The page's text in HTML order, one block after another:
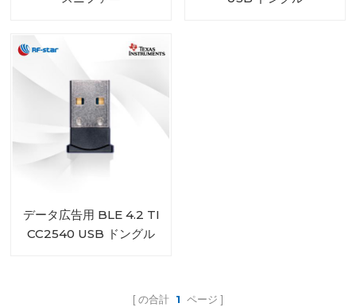
データ広告用 BLE 4.2 TI
CC2540 USB ドングル
の合計 1 ページ